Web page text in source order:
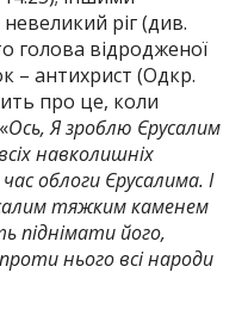
ріг (див.
голова відродженої
– антихрист (Одкр.
про це, коли
Ось, Я зроблю Єрусалим
навколишніх
облоги Єрусалима. І
тяжким каменем
піднімати його,
нього всі народи